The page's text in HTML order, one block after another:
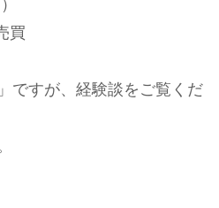
買
ですが、経験談をご覧くだ